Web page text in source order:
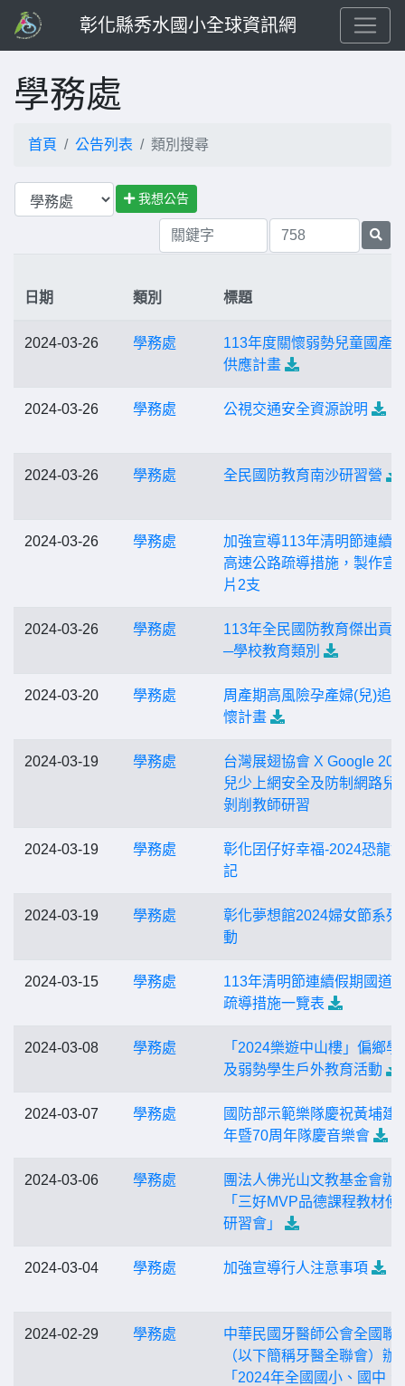
彰化縣秀水國小全球資訊網
學務處
首頁 公告列表 類別搜尋
我想公告
日期 類別 標題
2024-03-26 學務處
113年度關懷弱勢兒童國產
供應計畫
2024-03-26 學務處 公視交通安全資源說明
2024-03-26 學務處 全民國防教育南沙研習營
2024-03-26 學務處
加強宣導113年清明節連續
高速公路疏導措施，製作宣
片2支
2024-03-26 學務處
113年全民國防教育傑出貢
─學校教育類別
2024-03-20 學務處
周產期高風險孕產婦(兒)追
懷計畫
2024-03-19 學務處
台灣展翅協會 X Google
兒少上網安全及防制網路兒
剝削教師研習
2024-03-19 學務處
彰化囝仔好幸福-2024恐龍
記
2024-03-19 學務處
彰化夢想館2024婦女節系列
動
2024-03-15 學務處
113年清明節連續假期國道
疏導措施一覽表
2024-03-08 學務處
「2024樂遊中山樓」偏鄉學
及弱勢學生戶外教育活動
2024-03-07 學務處
國防部示範樂隊慶祝黃埔建
年暨70周年隊慶音樂會
2024-03-06 學務處
團法人佛光山文教基金會辦
「三好MVP品德課程教材使
研習會」
2024-03-04 學務處 加強宣導行人注意事項
2024-02-29 學務處
中華民國牙醫師公會全國聯
（以下簡稱牙醫全聯會）辦
「2024年全國國小、國中、